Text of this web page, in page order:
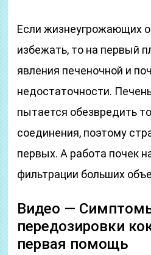
Если жизнеугрожающих
избежать, то на первый
явления печеночной и
недостаточности.
пытается обезвредить
соединения, поэтому
первых. А работа почек
фильтрации больших
Видео —
передозировки
первая помощь